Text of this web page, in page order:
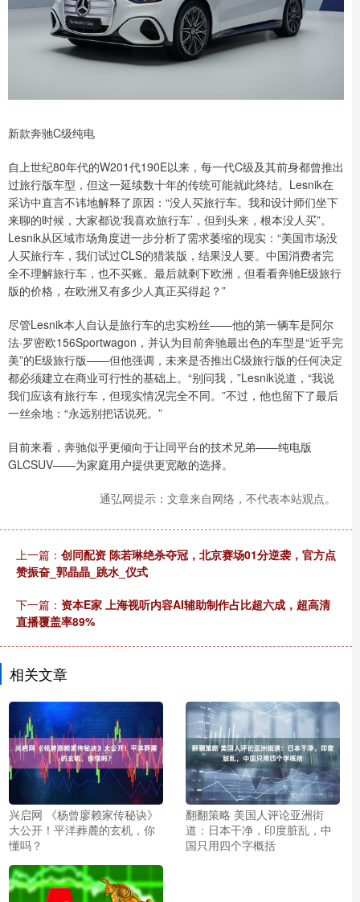
新款奔驰C级纯电
自上世纪80年代的W201代190E以来，每一代C级及其前身都曾推出
过旅行版车型，但这一延续数十年的传统可能就此终结。Lesnik在
采访中直言不讳地解释了原因：“没人买旅行车。我和设计师们坐下
来聊的时候，大家都说‘我喜欢旅行车’，但到头来，根本没人买”。
Lesnik从区域市场角度进一步分析了需求萎缩的现实：“美国市场没
人买旅行车，我们试过CLS的猎装版，结果没人要。中国消费者完
全不理解旅行车，也不买账。最后就剩下欧洲，但看看奔驰E级旅行
版的价格，在欧洲又有多少人真正买得起？”
尽管Lesnik本人自认是旅行车的忠实粉丝——他的第一辆车是阿尔
法·罗密欧156Sportwagon，并认为目前奔驰最出色的车型是“近乎完
美”的E级旅行版——但他强调，未来是否推出C级旅行版的任何决定
都必须建立在商业可行性的基础上。“别问我，”Lesnik说道，“我说
我们应该有旅行车，但现实情况完全不同。”不过，他也留下了最后
一丝余地：“永远别把话说死。”
目前来看，奔驰似乎更倾向于让同平台的技术兄弟——纯电版
GLCSUV——为家庭用户提供更宽敞的选择。
通弘网提示：文章来自网络，不代表本站观点。
上一篇： 创同配资 陈若琳绝杀夺冠，北京赛场01分逆袭，官方点
赞振奋_郭晶晶_跳水_仪式
下一篇： 资本E家 上海视听内容AI辅助制作占比超六成，超高清
直播覆盖率89%
相关文章
兴启网 《杨曾廖赖家传秘诀》
大公开！平洋葬麓的玄机，你
懂吗？
翻翻策略 美国人评论亚洲街
道：日本干净，印度脏乱，中
国只用四个字概括